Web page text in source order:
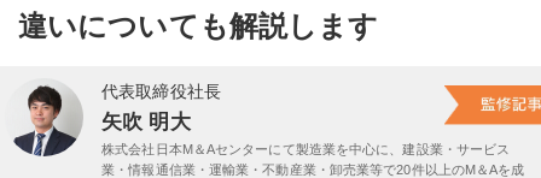
違いについても解説します
代表取締役社長
矢吹 明大
株式会社日本M＆Aセンターにて製造業を中心に、建設業・サービス
業・情報通信業・運輸業・不動産業・卸売業等で20件以上のM＆Aを成